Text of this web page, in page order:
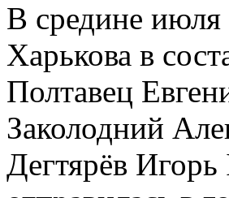
В средине июля
Харькова в
Полтавец
Заколодний
Дегтярёв Игорь